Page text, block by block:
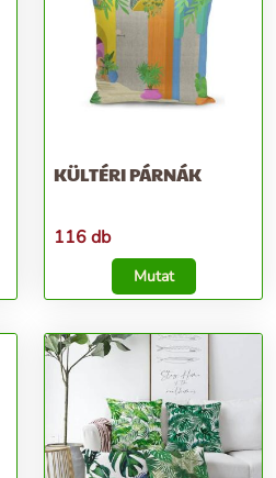
KÜLTÉRI PÁRNÁK
116 db
Mutat